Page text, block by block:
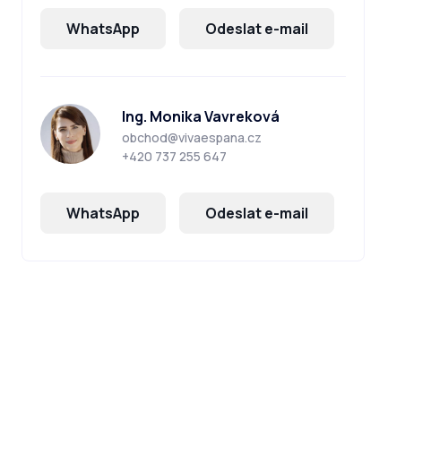
WhatsApp Odeslat e-mail
Ing. Monika Vavreková
obchod@vivaespana.cz
+420 737 255 647
WhatsApp Odeslat e-mail